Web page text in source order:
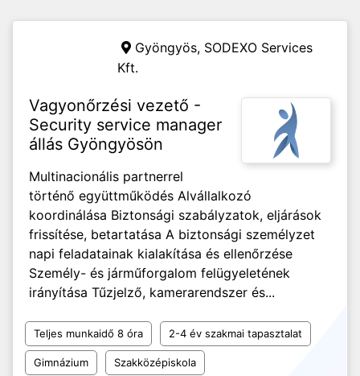
Gyöngyös, SODEXO Services
Kft.
Vagyonőrzési vezető -
Security service manager
állás Gyöngyösön
Multinacionális partnerrel
történő együttműködés Alvállalkozó
koordinálása Biztonsági szabályzatok, eljárások
frissítése, betartatása A biztonsági személyzet
napi feladatainak kialakítása és ellenőrzése
Személy- és járműforgalom felügyeletének
irányítása Tűzjelző, kamerarendszer és...
Teljes munkaidő 8 óra 2-4 év szakmai tapasztalat
Gimnázium Szakközépiskola